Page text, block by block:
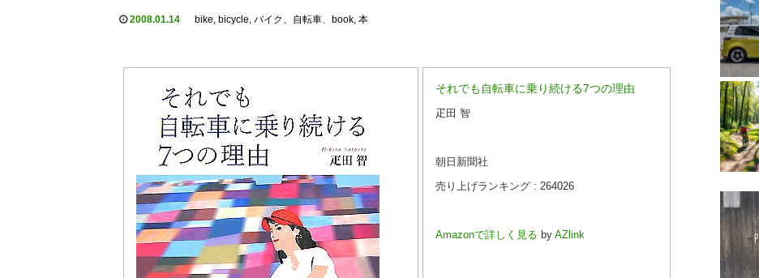
2008.01.14 bike, bicycle, バイク、自転車、 book, 本
それでも自転車に乗り続ける7つの理由
疋田 智
朝日新聞社
売り上げランキング : 264026
Amazonで詳しく見る by AZlink